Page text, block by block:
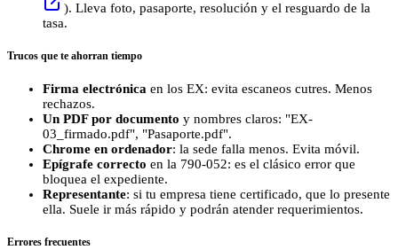
). Lleva foto, pasaporte, resolución y el resguardo de la
tasa.
Trucos que te ahorran tiempo
Firma electrónica en los EX: evita escaneos cutres. Menos
rechazos.
Un PDF por documento y nombres claros: "EX-
03_firmado.pdf", "Pasaporte.pdf".
Chrome en ordenador: la sede falla menos. Evita móvil.
Epígrafe correcto en la 790-052: es el clásico error que
bloquea el expediente.
Representante: si tu empresa tiene certificado, que lo presente
ella. Suele ir más rápido y podrán atender requerimientos.
Errores frecuentes